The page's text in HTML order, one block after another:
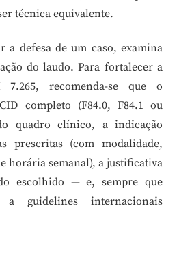
técnica equivalente.
defesa de um caso, examina
do laudo. Para fortalecer a
recomenda-se que o
completo (F84.0, F84.1 ou
quadro clínico, a indicação
prescritas (com modalidade,
horária semanal), a justificativa
escolhido — e, sempre que
a guidelines internacionais